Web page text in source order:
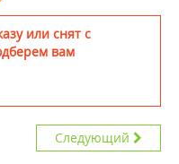
или снят с
вам
Следующий